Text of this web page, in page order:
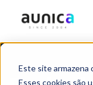
Este site armazena
Esses cookies são